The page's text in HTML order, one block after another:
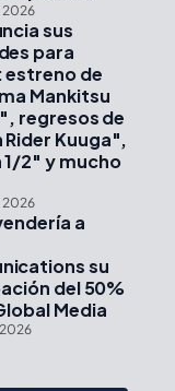
sus
para
de
Mankitsu
regresos de
Rider Kuuga",
1/2" y mucho
a
su
del 50%
Media